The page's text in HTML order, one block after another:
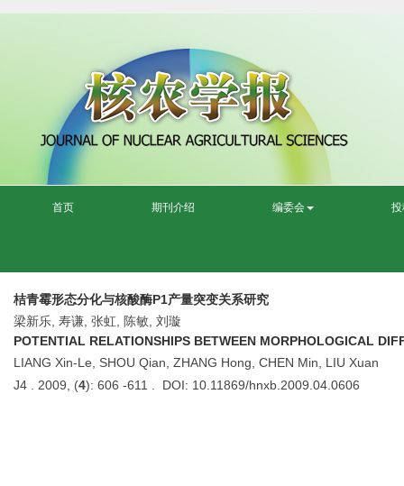
首页 期刊介绍 编委会
桔青霉形态分化与核酸酶P1产量突变关系研究
梁新乐, 寿谦, 张虹, 陈敏, 刘璇
POTENTIAL RELATIONSHIPS BETWEEN MORPHOLOGICAL
LIANG Xin-Le, SHOU Qian, ZHANG Hong, CHEN Min, LIU Xuan
J4 . 2009, (4): 606 -611 . DOI: 10.11869/hnxb.2009.04.0606